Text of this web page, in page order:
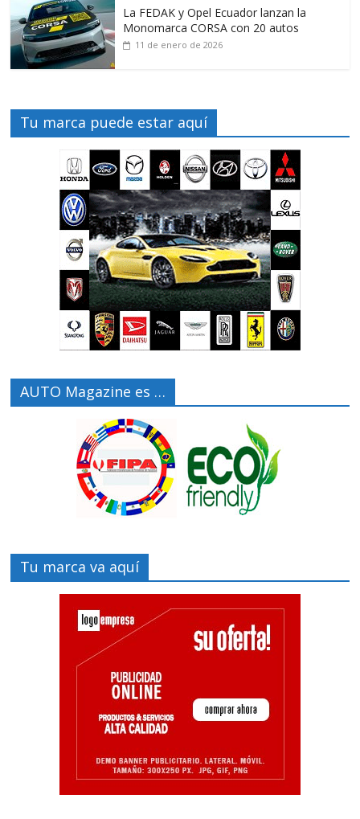
La FEDAK y Opel Ecuador lanzan la
Monomarca CORSA con 20 autos
11 de enero de 2026
Tu marca puede estar aquí
AUTO Magazine es …
Tu marca va aquí